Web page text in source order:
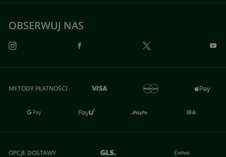
OBSERWUJ NAS
METODY PŁATNOŚCI
OPCJE DOSTAWY